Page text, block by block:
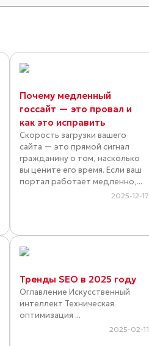
Почему медленный
госсайт — это провал и
как это исправить
Скорость загрузки вашего
сайта — это прямой сигнал
гражданину о том, насколько
вы цените его время. Если ваш
портал работает медленно,...
2025-12-17
Тренды SEO в 2025 году
Оглавление Искусственный
интеллект Техническая
оптимизация ...
2025-02-11